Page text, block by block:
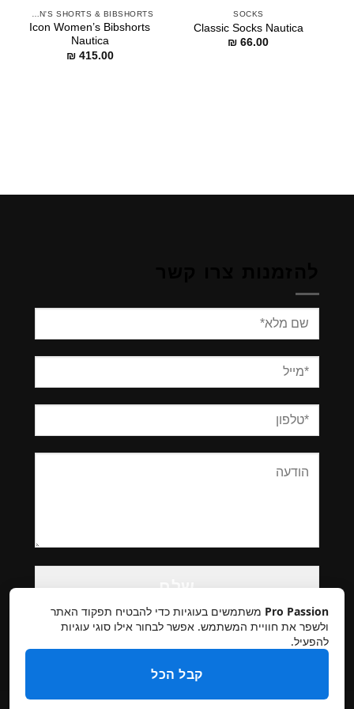
SOCKS
Classic Socks Nautica
₪ 66.00
Icon Women’s Bibshorts
Nautica
₪415.00
Please
leave
this
field
empty.
Pro Passion משתמשים בעוגיות כדי להבטיח תפקוד האתר
ולשפר את חוויית המשתמש. אפשר לבחור אילו סוגי עוגיות
להפעיל.
קבל הכל